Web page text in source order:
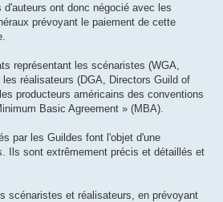
ont donc négocié avec les
prévoyant le paiement de cette
représentant les scénaristes (WGA,
réalisateurs (DGA, Directors Guild of
producteurs américains des conventions
Basic Agreement » (MBA).
par les Guildes font l'objet d'une
Ils sont extrêmement précis et détaillés et
scénaristes et réalisateurs, en prévoyant